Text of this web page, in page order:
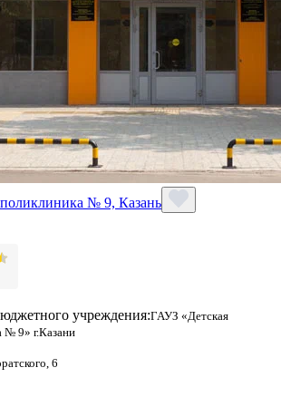
поликлиника № 9, Казань
учреждения:ГАУЗ «Детская
№ 9» г.Казани
6